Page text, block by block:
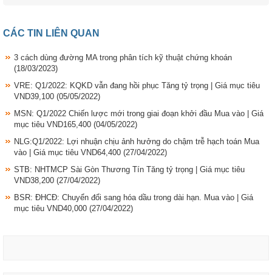
CÁC TIN LIÊN QUAN
3 cách dùng đường MA trong phân tích kỹ thuật chứng khoán
(18/03/2023)
VRE: Q1/2022: KQKD vẫn đang hồi phục Tăng tỷ trọng | Giá mục tiêu
VND39,100 (05/05/2022)
MSN: Q1/2022 Chiến lược mới trong giai đoạn khởi đầu Mua vào | Giá
mục tiêu VND165,400 (04/05/2022)
NLG:Q1/2022: Lợi nhuận chịu ảnh hưởng do chậm trễ hạch toán Mua
vào | Giá mục tiêu VND64,400 (27/04/2022)
STB: NHTMCP Sài Gòn Thương Tín Tăng tỷ trọng | Giá mục tiêu
VND38,200 (27/04/2022)
BSR: ĐHCĐ: Chuyển đổi sang hóa dầu trong dài hạn. Mua vào | Giá
mục tiêu VND40,000 (27/04/2022)